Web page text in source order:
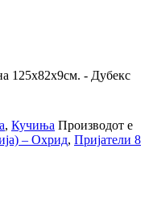
125х82х9см. - Дубекс
, Кучиња Производот е
– Охрид, Пријатели 8